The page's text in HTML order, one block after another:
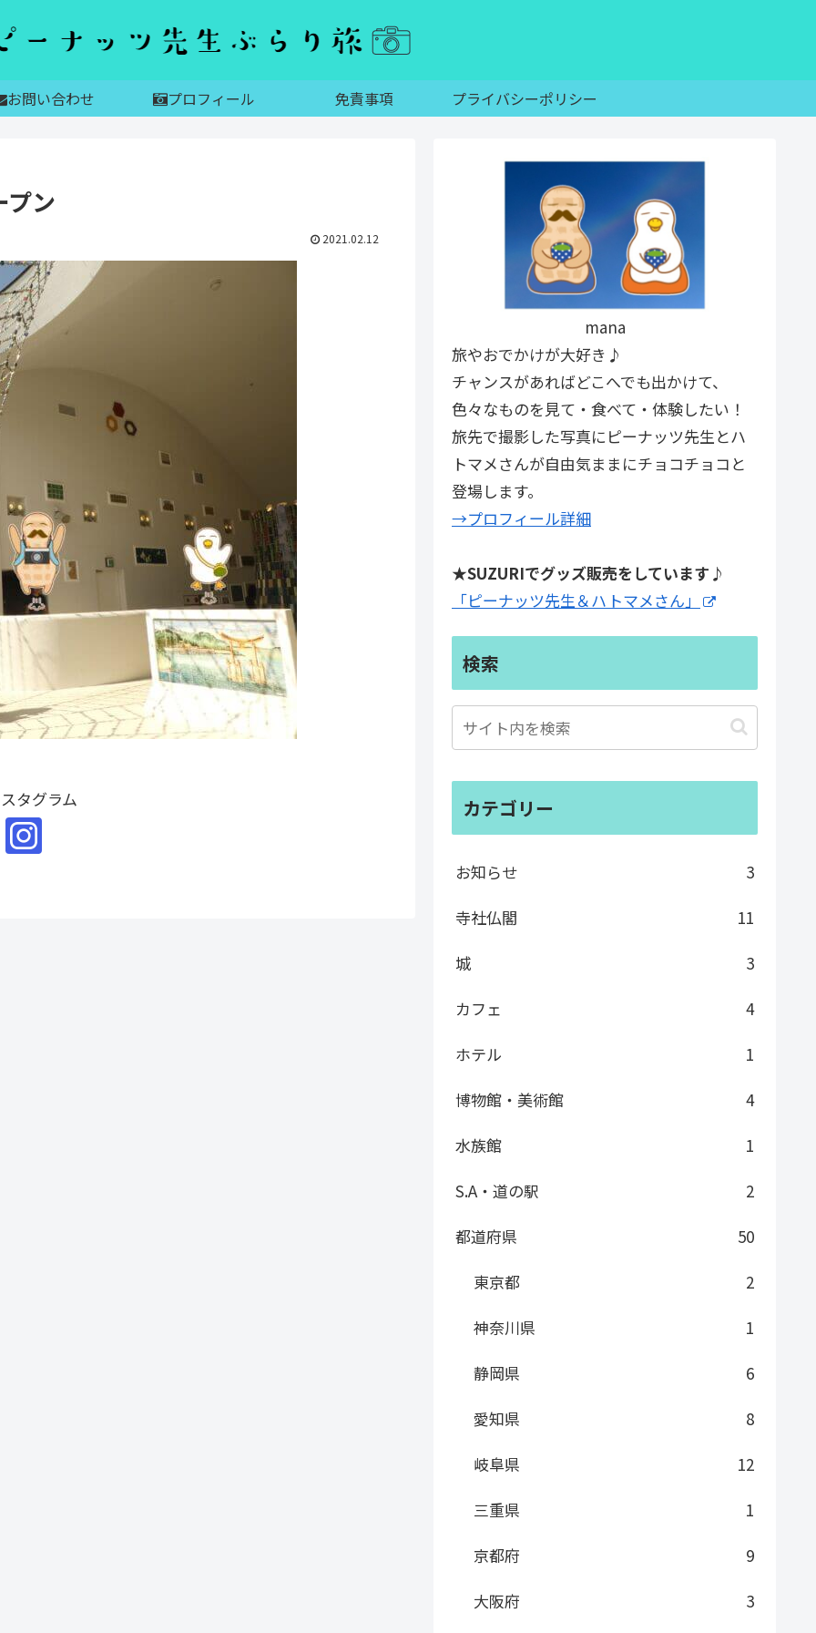
お問い合わせ プロフィール 免責事項 プライバシーポリシー
プン
2021.02.12
タグラム
mana
旅やおでかけが大好き♪
チャンスがあればどこへでも出かけて、
色々なものを見て・食べて・体験したい！
旅先で撮影した写真にピーナッツ先生とハ
トマメさんが自由気ままにチョコチョコと
登場します。
→プロフィール詳細
★SUZURIでグッズ販売をしています♪
「ピーナッツ先生＆ハトマメさん」
検索
カテゴリー
お知らせ
3
寺社仏閣
11
城
3
カフェ
4
ホテル
1
博物館・美術館
4
水族館
1
S.A・道の駅
2
都道府県
50
東京都
2
神奈川県
1
静岡県
6
愛知県
8
岐阜県
12
三重県
1
京都府
9
大阪府
3